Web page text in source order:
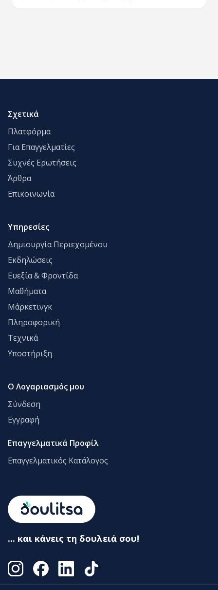
Σχετικά
Πλατφόρμα
Για Επαγγελματίες
Συχνές Ερωτήσεις
Άρθρα
Επικοινωνία
Υπηρεσίες
Δημιουργία Περιεχομένου
Εκδηλώσεις
Ευεξία & Φροντίδα
Μαθήματα
Μάρκετινγκ
Πληροφορική
Τεχνικά
Υποστήριξη
Ο Λογαριασμός μου
Σύνδεση
Εγγραφή
Επαγγελματικά Προφίλ
Επαγγελματικός Κατάλογος
... και κάνεις τη δουλειά σου!